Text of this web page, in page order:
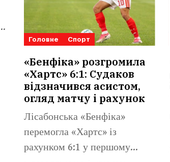
Головне Спорт
«Бенфіка» розгромила
«Хартс» 6:1: Судаков
відзначився асистом,
огляд матчу і рахунок
Лісабонська «Бенфіка»
перемогла «Хартс» із
рахунком 6:1 у першому